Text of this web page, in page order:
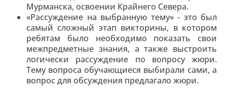
Мурманска, освоении Крайнего Севера.
«Рассуждение на выбранную тему» - это был
самый сложный этап викторины, в котором
ребятам было необходимо показать свои
межпредметные знания, а также выстроить
логически рассуждение по вопросу жюри.
Тему вопроса обучающиеся выбирали сами, а
вопрос для обсуждения предлагало жюри.